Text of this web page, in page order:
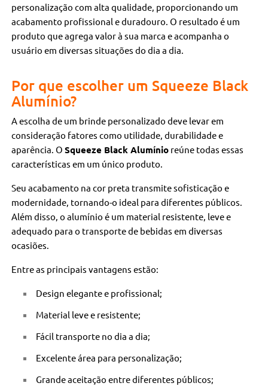
personalização com alta qualidade, proporcionando um
acabamento profissional e duradouro. O resultado é um
produto que agrega valor à sua marca e acompanha o
usuário em diversas situações do dia a dia.
Por que escolher um Squeeze Black
Alumínio?
A escolha de um brinde personalizado deve levar em
consideração fatores como utilidade, durabilidade e
aparência. OSqueeze Black Alumínio reúne todas essas
características em um único produto.
Seu acabamento na cor preta transmite sofisticação e
modernidade, tornando-o ideal para diferentes públicos.
Além disso, o alumínio é um material resistente, leve e
adequado para o transporte de bebidas em diversas
ocasiões.
Entre as principais vantagens estão:
Design elegante e profissional;
Material leve e resistente;
Fácil transporte no dia a dia;
Excelente área para personalização;
Grande aceitação entre diferentes públicos;